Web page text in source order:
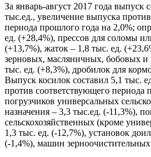
За январь-август 2017 года выпуск
тыс.ед., увеличение выпуска
периода прошлого года на 2,0%;
ед. (+28,4%), прессов для соломы
(+13,7%), жаток – 1,8 тыс. ед.
зерновых, масляничных, бобовых и
тыс. ед. (+8,3%), дробилок для
Выпуск косилок составил 5,1 тыс.
против соответствующего периода
погрузчиков универсальных
назначения – 3,3 тыс.ед. (-11,3%),
сельскохозяйственных (кроме
1,3 тыс. ед. (-12,7%), установок
(-1,4%), машин